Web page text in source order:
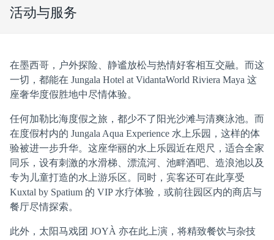
活动与服务
在墨西哥，户外探险、静谧放松与热情好客相互交融。而这
一切，都能在 Jungala Hotel at VidantaWorld Riviera Maya 这
座奢华度假胜地中尽情体验。
任何加勒比海度假之旅，都少不了阳光沙滩与清爽泳池。而
在度假村内的 Jungala Aqua Experience 水上乐园，这样的体
验被进一步升华。这座华丽的水上乐园近在咫尺，适合全家
同乐，设有刺激的水滑梯、漂流河、池畔酒吧、造浪池以及
专为儿童打造的水上游乐区。同时，宾客还可在此享受
Kuxtal by Spatium 的 VIP 水疗体验，或前往园区内的商店与
餐厅尽情探索。
此外，太阳马戏团 JOYÀ 亦在此上演，将精致餐饮与杂技